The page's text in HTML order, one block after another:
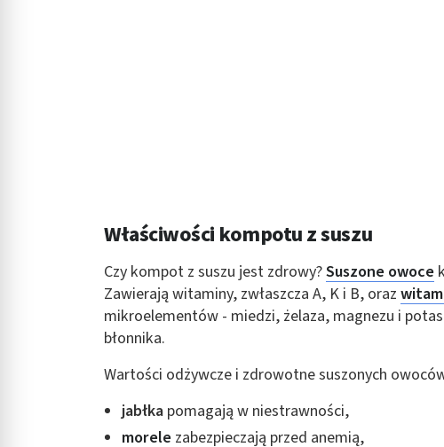
Właściwości kompotu z suszu
Czy kompot z suszu jest zdrowy?Suszone owoce
Zawierają witaminy, zwłaszcza A, K i B, oraz
mikroelementów - miedzi, żelaza, magnezu i
błonnika.
Wartości odżywcze i zdrowotne suszonych
jabłka pomagają w niestrawności,
morele zabezpieczają przed anemią,